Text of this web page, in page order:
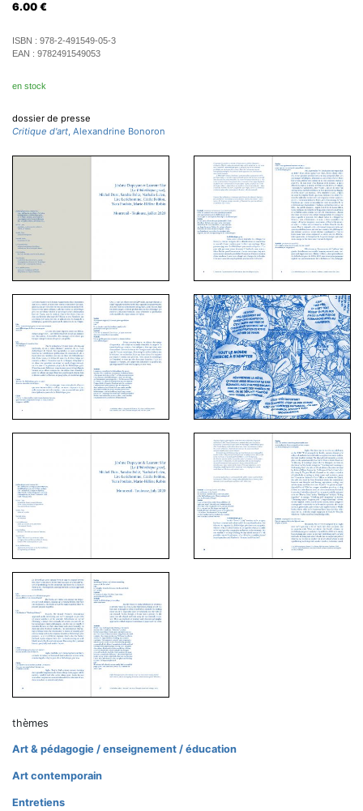
6.00 €
ISBN : 978-2-491549-05-3
EAN : 9782491549053
en stock
dossier de presse
Critique d'art, Alexandrine Bonoron
thèmes
Art & pédagogie / enseignement / éducation
Art contemporain
Entretiens